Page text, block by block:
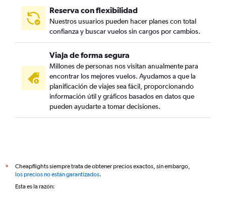
Reserva con flexibilidad
Nuestros usuarios pueden hacer planes con total
confianza y buscar vuelos sin cargos por cambios.
Viaja de forma segura
Millones de personas nos visitan anualmente para
encontrar los mejores vuelos. Ayudamos a que la
planificación de viajes sea fácil, proporcionando
información útil y gráficos basados en datos que
pueden ayudarte a tomar decisiones.
*
Cheapflights siempre trata de obtener precios exactos, sin embargo,
los precios no están garantizados.
Esta es la razón: